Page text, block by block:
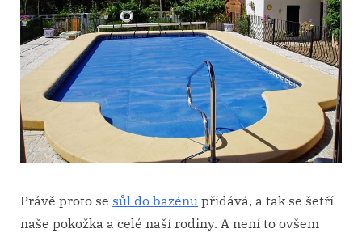
Právě proto se sůl do bazénu přidává, a tak se šetří
naše pokožka a celé naší rodiny. A není to ovšem